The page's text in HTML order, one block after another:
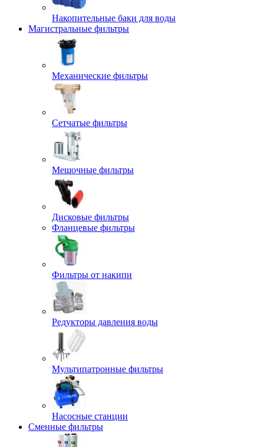
Накопительные баки для воды
Магистральные фильтры
Механические фильтры
Сетчатые фильтры
Мешочные фильтры
Дисковые фильтры
Фланцевые фильтры
Фильтры от накипи
Редукторы давления воды
Мультипатронные фильтры
Насосные станции
Сменные фильтры